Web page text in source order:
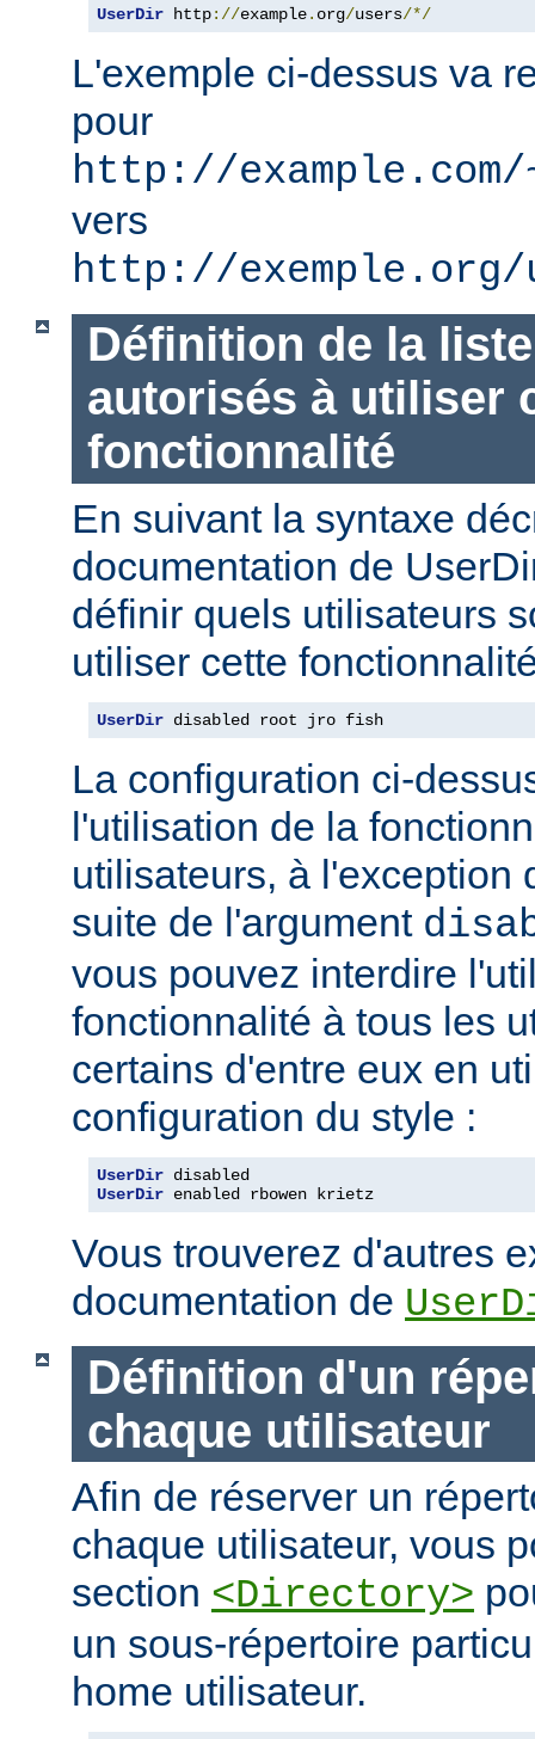
UserDir http://example. org/users/*/
L'exemple ci-dessus va
pour
http://example.com/
vers
http://exemple.org/
Définition de la
autorisés à utiliser
fonctionnalité
En suivant la syntaxe
documentation de
définir quels utilisateurs
utiliser cette
UserDir disabled root jro fish
La configuration ci-
l'utilisation de la
utilisateurs, à l'exception
suite de l'argument
vous pouvez interdire
fonctionnalité à tous les
certains d'entre eux en
configuration du style :
UserDir
UserDir enabled rbowen krietz
Vous trouverez d'autres
documentation de
Définition d'un
chaque utilisateur
Afin de réserver un
chaque utilisateur, vous
section <Directory>
un sous-répertoire
home utilisateur.